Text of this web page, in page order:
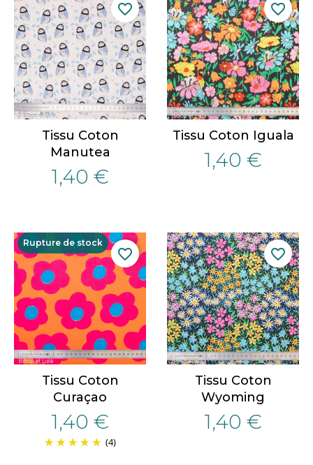
Tissu Coton
Manutea
1,40 €
favorite_border
Tissu Coton Iguala
1,40 €
favorite_border
Tissu Coton
Curaçao
1,40 €
(4)
Rupture de stock
favorite_border
Tissu Coton
Wyoming
1,40 €
favorite_border